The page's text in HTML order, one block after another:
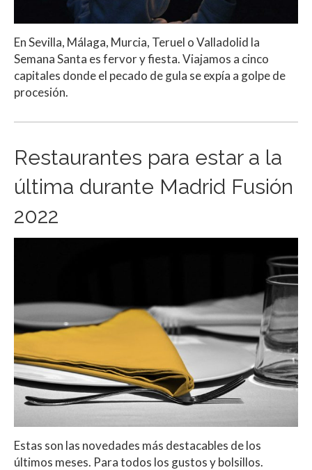
En Sevilla, Málaga, Murcia, Teruel o Valladolid la
Semana Santa es fervor y fiesta. Viajamos a cinco
capitales donde el pecado de gula se expía a golpe de
procesión.
Restaurantes para estar a la
última durante Madrid Fusión
2022
Estas son las novedades más destacables de los
últimos meses. Para todos los gustos y bolsillos.